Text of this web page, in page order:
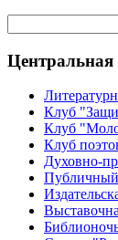
Центральная
Клуб
Клуб
Клуб
Духовно-